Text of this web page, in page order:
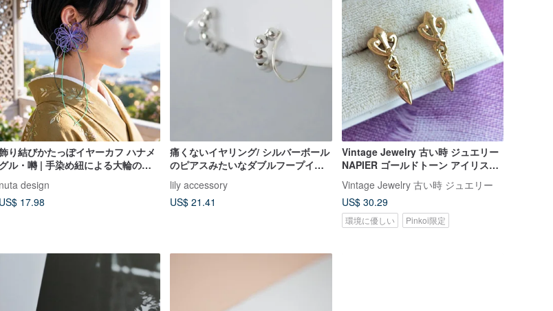
り結びかたっぽイヤーカフ ハナメ
グル・囀 | 手染め紐による大輪の
nuta design
US$ 17.98
痛くないイヤリング/ シルバーボール
のピアスみたいなダブルフープイヤ
風 メンズ かっこいい 個性的
lily accessory
US$ 21.41
Vintage Jewelry 古い時 ジュエリー
NAPIER ゴールドトーン アイリス模
Vintage Jewelry 古い時 ジュエリー
US$ 30.29
環境に優しい Pinkoi限定